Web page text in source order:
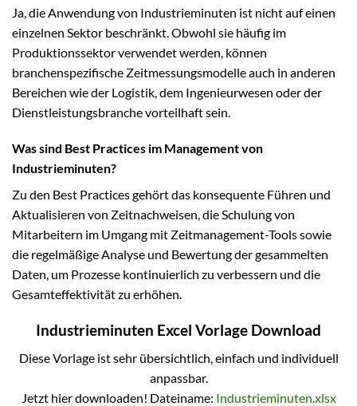
Ja, die Anwendung von Industrieminuten ist nicht auf einen
einzelnen Sektor beschränkt. Obwohl sie häufig im
Produktionssektor verwendet werden, können
branchenspezifische Zeitmessungsmodelle auch in anderen
Bereichen wie der Logistik, dem Ingenieurwesen oder der
Dienstleistungsbranche vorteilhaft sein.
Was sind Best Practices im Management von
Industrieminuten?
Zu den Best Practices gehört das konsequente Führen und
Aktualisieren von Zeitnachweisen, die Schulung von
Mitarbeitern im Umgang mit Zeitmanagement-Tools sowie
die regelmäßige Analyse und Bewertung der gesammelten
Daten, um Prozesse kontinuierlich zu verbessern und die
Gesamteffektivität zu erhöhen.
Industrieminuten Excel Vorlage Download
Diese Vorlage ist sehr übersichtlich, einfach und individuell
anpassbar.
Jetzt hier downloaden! Dateiname: Industrieminuten.xlsx